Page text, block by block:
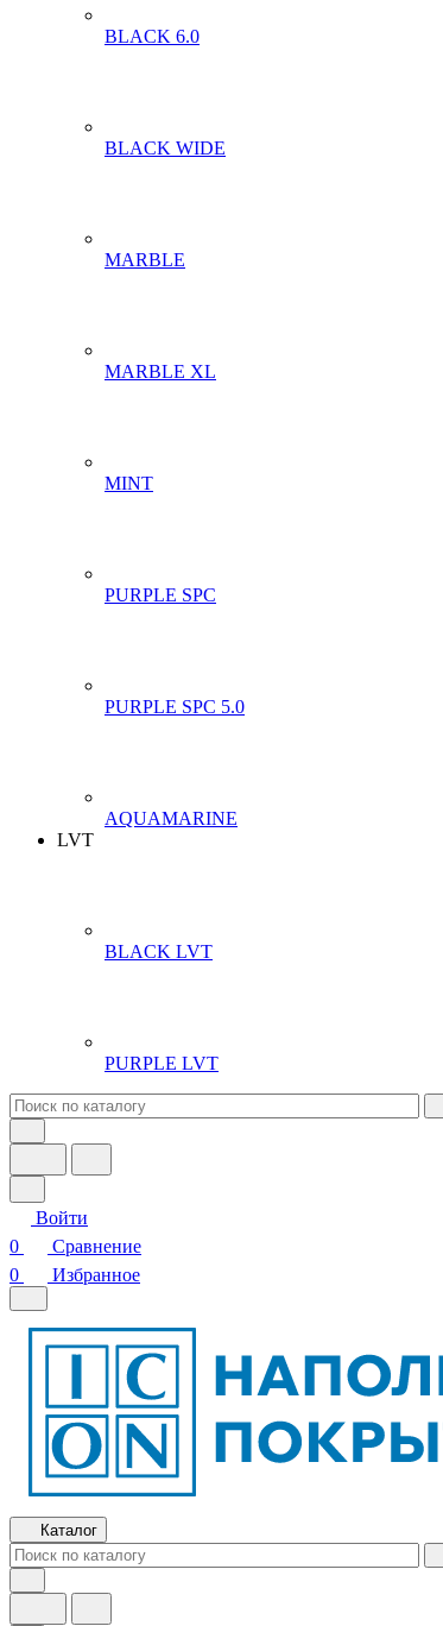
BLACK 6.0
BLACK WIDE
MARBLE
MARBLE XL
MINT
PURPLE SPC
PURPLE SPC 5.0
AQUAMARINE
LVT
BLACK LVT
PURPLE LVT
Войти
0
Сравнение
0
Избранное
Каталог